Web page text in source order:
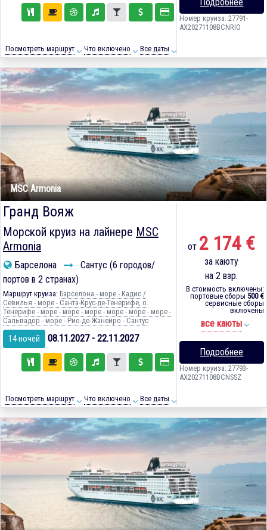
Посмотреть маршрут Что включено Все даты
Подробнее
Номер круиза: 27791-
AX20271108BCNRIO
MSC Armonia
Гранд Вояж
Морской круиз на лайнере MSC
Armonia
Барселона
Сантус (6 городов/
портов в 2 странах)
Маршрут круиза: Барселона - море - Кадиc /
Севилья - море - Санта-Крус-де-Тенерифе, о.
Тенерифе - море - море - море - море - море - море -
Сальвадор - море - Рио-де-Жанейро - Сантус
14 ночей 08.11.2027 - 22.11.2027
Посмотреть маршрут Что включено Все даты
от 2 174 €
за каюту
на 2 взр.
В стоимость включены:
портовые сборы 500 €
сервисные сборы
включены
все каюты
Подробнее
Номер круиза: 27793-
AX20271108BCNSSZ